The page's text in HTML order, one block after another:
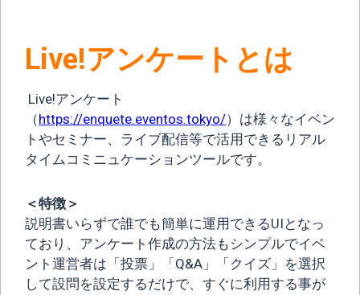
Live!アンケートとは
Live!アンケート
（https://enquete.eventos.tokyo/）は様々なイベン
トやセミナー、ライブ配信等で活用できるリアル
タイムコミニュケーションツールです。
＜特徴＞
説明書いらずで誰でも簡単に運用できるUIとなっ
ており、アンケート作成の方法もシンプルでイベ
ント運営者は「投票」「Q&A」「クイズ」を選択
して設問を設定するだけで、すぐに利用する事が